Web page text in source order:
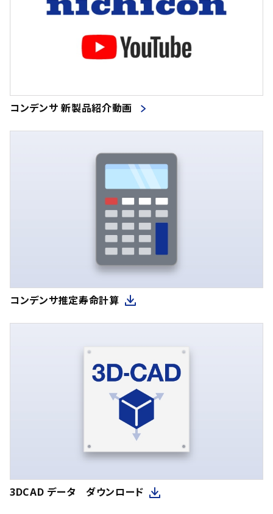
コンデンサ 新製品紹介動画
コンデンサ推定寿命計算
3DCAD データ ダウンロード